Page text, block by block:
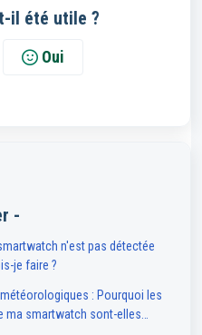
il été utile ?
Oui
-
n'est pas détectée
je faire ?
: Pourquoi les
ma smartwatch sont-elles